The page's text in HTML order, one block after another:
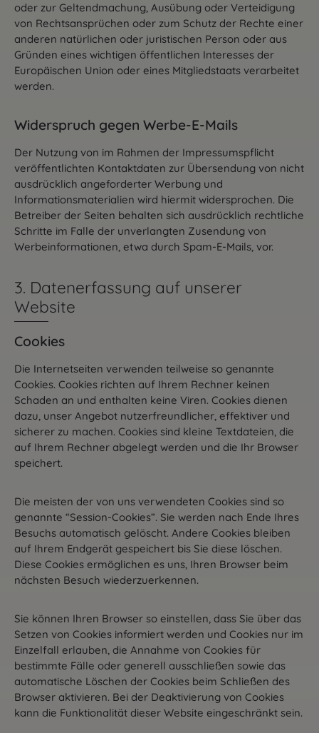
oder zur Geltendmachung, Ausübung oder Verteidigung
von Rechtsansprüchen oder zum Schutz der Rechte einer
anderen natürlichen oder juristischen Person oder aus
Gründen eines wichtigen öffentlichen Interesses der
Europäischen Union oder eines Mitgliedstaats verarbeitet
werden.
Widerspruch gegen Werbe-E-Mails
Der Nutzung von im Rahmen der Impressumspflicht
veröffentlichten Kontaktdaten zur Übersendung von nicht
ausdrücklich angeforderter Werbung und
Informationsmaterialien wird hiermit widersprochen. Die
Betreiber der Seiten behalten sich ausdrücklich rechtliche
Schritte im Falle der unverlangten Zusendung von
Werbeinformationen, etwa durch Spam-E-Mails, vor.
3. Datenerfassung auf unserer
Website
Cookies
Die Internetseiten verwenden teilweise so genannte
Cookies. Cookies richten auf Ihrem Rechner keinen
Schaden an und enthalten keine Viren. Cookies dienen
dazu, unser Angebot nutzerfreundlicher, effektiver und
sicherer zu machen. Cookies sind kleine Textdateien, die
auf Ihrem Rechner abgelegt werden und die Ihr Browser
speichert.
Die meisten der von uns verwendeten Cookies sind so
genannte “Session-Cookies”. Sie werden nach Ende Ihres
Besuchs automatisch gelöscht. Andere Cookies bleiben
auf Ihrem Endgerät gespeichert bis Sie diese löschen.
Diese Cookies ermöglichen es uns, Ihren Browser beim
nächsten Besuch wiederzuerkennen.
Sie können Ihren Browser so einstellen, dass Sie über das
Setzen von Cookies informiert werden und Cookies nur im
Einzelfall erlauben, die Annahme von Cookies für
bestimmte Fälle oder generell ausschließen sowie das
automatische Löschen der Cookies beim Schließen des
Browser aktivieren. Bei der Deaktivierung von Cookies
kann die Funktionalität dieser Website eingeschränkt sein.